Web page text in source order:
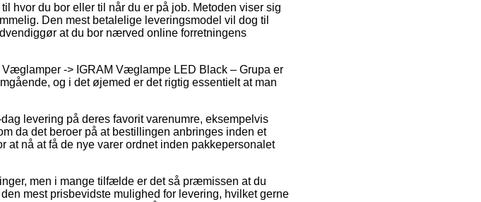
hvor du bor eller til når du er på job. Metoden viser sig
Den mest betalelige leveringsmodel vil dog til
at du bor nærved online forretningens
-> IGRAM Væglampe LED Black – Grupa er
og i det øjemed er det rigtig essentielt at man
levering på deres favorit varenumre, eksempelvis
da det beroer på at bestillingen anbringes inden et
at nå at få de nye varer ordnet inden pakkepersonalet
men i mange tilfælde er det så præmissen at du
mest prisbevidste mulighed for levering, hvilket gerne